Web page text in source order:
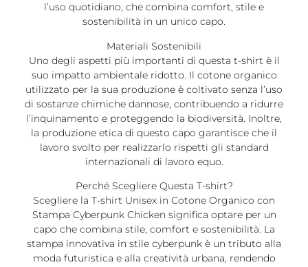
l’uso quotidiano, che combina comfort, stile e
sostenibilità in un unico capo.
Materiali Sostenibili
Uno degli aspetti più importanti di questa t-shirt è il
suo impatto ambientale ridotto. Il cotone organico
utilizzato per la sua produzione è coltivato senza l’uso
di sostanze chimiche dannose, contribuendo a ridurre
l’inquinamento e proteggendo la biodiversità. Inoltre,
la produzione etica di questo capo garantisce che il
lavoro svolto per realizzarlo rispetti gli standard
internazionali di lavoro equo.
Perché Scegliere Questa T-shirt?
Scegliere la T-shirt Unisex in Cotone Organico con
Stampa Cyberpunk Chicken significa optare per un
capo che combina stile, comfort e sostenibilità. La
stampa innovativa in stile cyberpunk è un tributo alla
moda futuristica e alla creatività urbana, rendendo